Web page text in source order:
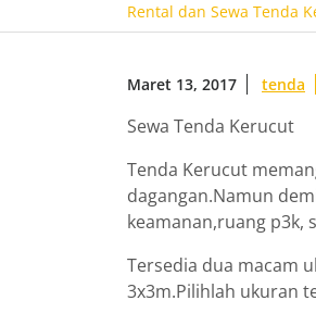
Rental dan Sewa Tenda
Maret 13, 2017 tenda
Sewa Tenda Kerucut
Tenda Kerucut
dagangan.Namun
keamanan,ruang p3k,
Tersedia dua macam
3x3m.Pilihlah ukuran